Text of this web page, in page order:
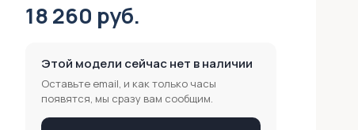
18 260 руб.
Этой модели сейчас нет в наличии
Оставьте email, и как только часы
появятся, мы сразу вам сообщим.